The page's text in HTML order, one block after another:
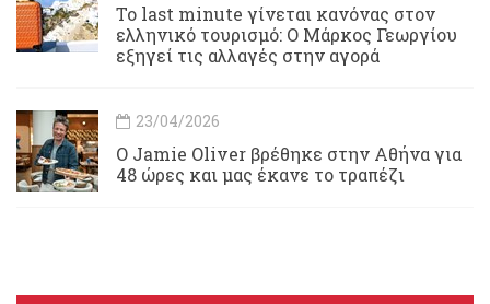
Το last minute γίνεται κανόνας στον
ελληνικό τουρισμό: Ο Μάρκος Γεωργίου
εξηγεί τις αλλαγές στην αγορά
23/04/2026
Ο Jamie Oliver βρέθηκε στην Αθήνα για
48 ώρες και μας έκανε το τραπέζι